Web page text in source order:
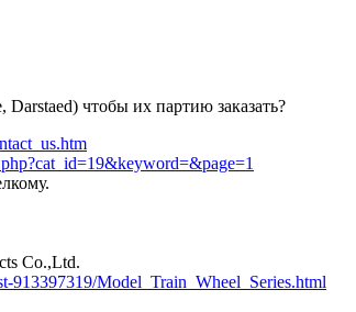
чтобы их партию заказать?
Co.,Ltd.
913397319/Model_Train_Wheel_Series.html